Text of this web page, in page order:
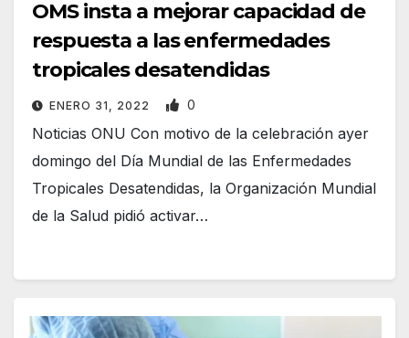
OMS insta a mejorar capacidad de
respuesta a las enfermedades
tropicales desatendidas
ENERO 31, 2022 0
Noticias ONU Con motivo de la celebración ayer
domingo del Día Mundial de las Enfermedades
Tropicales Desatendidas, la Organización Mundial
de la Salud pidió activar…